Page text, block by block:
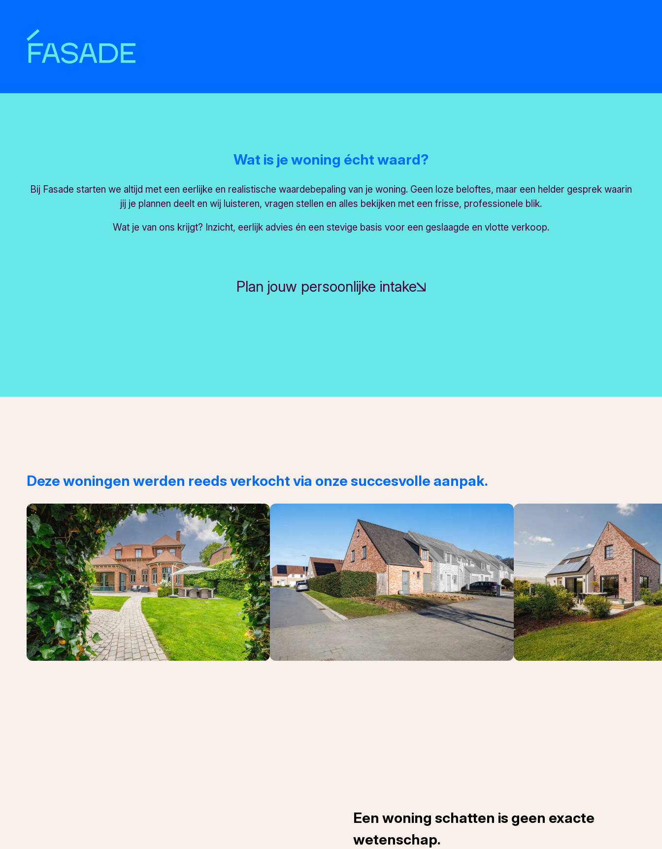
Wat is je woning écht waard?
Bij Fasade starten we altijd met een eerlijke en realistische waardebepaling van je woning. Geen loze beloftes, maar een helder gesprek waarin
jij je plannen deelt en wij luisteren, vragen stellen en alles bekijken met een frisse, professionele blik.
Wat je van ons krijgt? Inzicht, eerlijk advies én een stevige basis voor een geslaagde en vlotte verkoop.
Plan jouw persoonlijke intake
Deze woningen werden reeds verkocht via onze succesvolle aanpak.
Een woning schatten is geen exacte
wetenschap.